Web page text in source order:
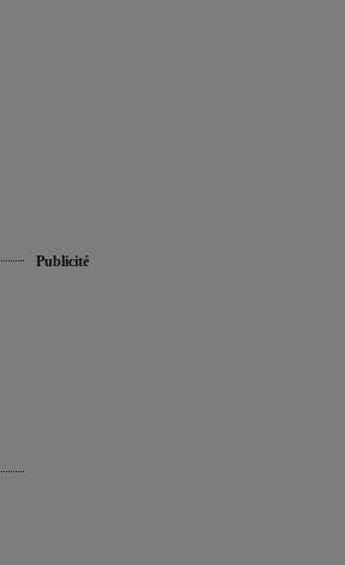
Publicité